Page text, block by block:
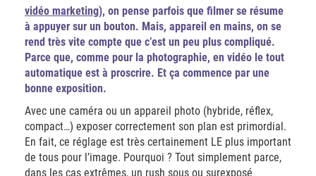
vidéo marketing), on pense parfois que filmer se résume
à appuyer sur un bouton. Mais, appareil en mains, on se
rend très vite compte que c’est un peu plus compliqué.
Parce que, comme pour la photographie, en vidéo le tout
automatique est à proscrire. Et ça commence par une
bonne exposition.
Avec une caméra ou un appareil photo (hybride, réflex,
compact…) exposer correctement son plan est primordial.
En fait, ce réglage est très certainement LE plus important
de tous pour l’image. Pourquoi ? Tout simplement parce,
dans les cas extrêmes, un rush sous ou surexposé